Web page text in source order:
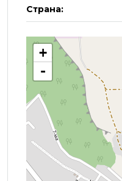
Страна:
+
-